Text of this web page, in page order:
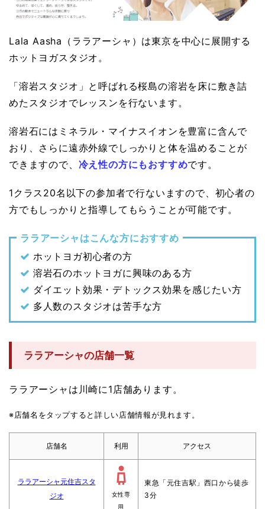
Lala Aasha（ララアーシャ）は東京を中心に展開する
ホットヨガスタジオ。
「溶岩スタジオ」と呼ばれる桜島の溶岩を床に敷き詰
めたスタジオでレッスンを行ないます。
溶岩石にはミネラル・マイナスイオンを豊富に含んで
おり、さらに遠赤外線でしっかりと体を温めることが
できますので、 冷え性の方にもおすすめです。
1クラス20名以下の参加者で行ないますので、初心者の
方でもしっかりと指導してもらうことが可能です。
ララアーシャはこんな方におすすめ
ホットヨガ初心者の方
溶岩石のホットヨガに興味のある方
ダイエット効果・デトックス効果を感じたい方
多人数のスタジオは苦手な方
ララアーシャの店舗一覧
ララアーシャは川崎に1店舗あります。
※店舗名をタップすると詳しい店舗情報が見れます。
店舗名 利用 アクセス
ララアーシャ元住吉スタ
ジオ
女性専
用
東急「元住吉駅」西口から徒歩
3分